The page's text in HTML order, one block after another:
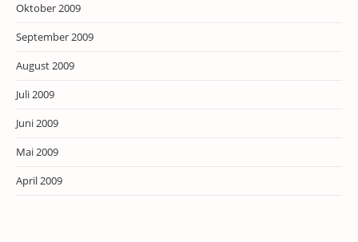
Oktober 2009
September 2009
August 2009
Juli 2009
Juni 2009
Mai 2009
April 2009